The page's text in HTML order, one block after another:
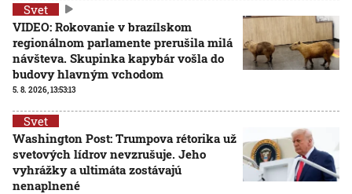
Svet
VIDEO: Rokovanie v brazílskom
regionálnom parlamente prerušila milá
návšteva. Skupinka kapybár vošla do
budovy hlavným vchodom
5. 8. 2026, 13:53:13
Svet
Washington Post: Trumpova rétorika už
svetových lídrov nevzrušuje. Jeho
vyhrážky a ultimáta zostávajú
nenaplnené